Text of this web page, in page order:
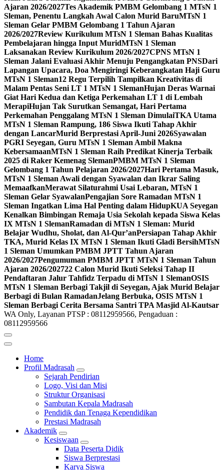
Ajaran 2026/2027Tes Akademik PMBM Gelombang 1 MTsN 1
Sleman, Penentu Langkah Awal Calon Murid BaruMTsN 1
Sleman Gelar PMBM Gelombang 1 Tahun Ajaran
2026/2027Review Kurikulum MTsN 1 Sleman Bahas Kualitas
Pembelajaran hingga Input MuridMTsN 1 Sleman
Laksanakan Review Kurikulum 2026/2027CPNS MTsN 1
Sleman Jalani Evaluasi Akhir Menuju Pengangkatan PNSDari
Lapangan Upacara, Doa Mengiringi Keberangkatan Haji Guru
MTsN 1 Sleman12 Regu Terpilih Tampilkan Kreativitas di
Malam Pentas Seni LT 1 MTsN 1 SlemanHujan Deras Warnai
Giat Hari Kedua dan Ketiga Perkemahan LT 1 di Lembah
MerapiHujan Tak Surutkan Semangat, Hari Pertama
Perkemahan Penggalang MTsN 1 Sleman DimulaiTKA Utama
MTsN 1 Sleman Rampung, 186 Siswa Ikuti Tahap Akhir
dengan LancarMurid Berprestasi April-Juni 2026Syawalan
PGRI Seyegan, Guru MTsN 1 Sleman Ambil Makna
KebersamaanMTsN 1 Sleman Raih Predikat Kinerja Terbaik
2025 di Raker Kemenag SlemanPMBM MTsN 1 Sleman
Gelombang 1 Tahun Pelajaran 2026/2027Hari Pertama Masuk,
MTsN 1 Sleman Awali dengan Syawalan dan Ikrar Saling
MemaafkanMerawat Silaturahmi Usai Lebaran, MTsN 1
Sleman Gelar SyawalanPengajian Sore Ramadan MTsN 1
Sleman Ingatkan Lima Hal Penting dalam HidupKUA Seyegan
Kenalkan Bimbingan Remaja Usia Sekolah kepada Siswa Kelas
IX MTsN 1 SlemanRamadan di MTsN 1 Sleman: Murid
Belajar Wudhu, Sholat, dan Al-Qur’anPersiapan Tahap Akhir
TKA, Murid Kelas IX MTsN 1 Sleman Ikuti Gladi BersihMTsN
1 Sleman Umumkan PMBM JPTT Tahun Ajaran
2026/2027Pengumuman PMBM JPTT MTsN 1 Sleman Tahun
Ajaran 2026/202722 Calon Murid Ikuti Seleksi Tahap II
Pendaftaran Jalur Tahfidz Terpadu di MTsN 1 SlemanOSIS
MTsN 1 Sleman Berbagi Takjil di Seyegan, Ajak Murid Belajar
Berbagi di Bulan RamadanJelang Berbuka, OSIS MTsN 1
Sleman Berbagi Cerita Bersama Santri TPA Masjid Al-Kautsar
WA Only, Layanan PTSP : 08112959566, Pengaduan :
08112959566
Home
Profil Madrasah
Sejarah Pendirian
Logo, Visi dan Misi
Struktur Organisasi
Sambutan Kepala Madrasah
Pendidik dan Tenaga Kependidikan
Prestasi Madrasah
Akademik
Kesiswaan
Data Peserta Didik
Siswa Berprestasi
Karya Siswa